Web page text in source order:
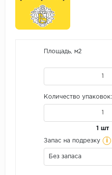
Площадь, м2
Количество упаковок:
1 шт
Запас на подрезку i
Без запаса